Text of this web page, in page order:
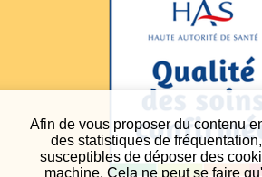
Afin de vous proposer du contenu
des statistiques de
susceptibles de déposer des
machine. Cela ne peut se faire